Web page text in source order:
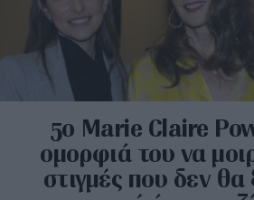
5o Marie Claire
ομορφιά του να
στιγμές που δεν